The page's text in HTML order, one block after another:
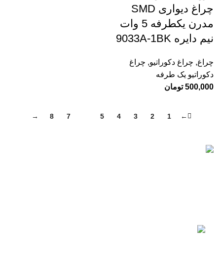
چراغ دیواری SMD
مدرن یکطرفه 5 وات
نیم دایره 9033A-1BK
چراغ, چراغ دکوراتیو, چراغ
دکوراتیو یک طرفه
500,000 تومان
←
1
2
3
4
5
7
8
→